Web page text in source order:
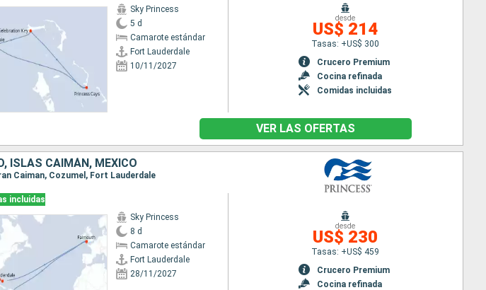
Sky Princess
5 d
Camarote estándar
Fort Lauderdale
10/11/2027
desde
US$ 214
Tasas: +US$ 300
Crucero Premium
Cocina refinada
Comidas incluidas
VER LAS OFERTAS
ISLAS CAIMÁN, MÉXICO
Caiman, Cozumel, Fort Lauderdale
incluidas
Sky Princess
8 d
Camarote estándar
Fort Lauderdale
28/11/2027
desde
US$ 230
Tasas: +US$ 459
Crucero Premium
Cocina refinada